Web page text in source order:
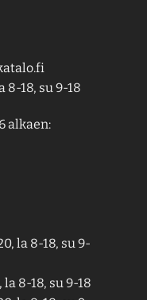
18, su 9-18
alkaen:
la 8-18, su 9-
8-18, su 9-18